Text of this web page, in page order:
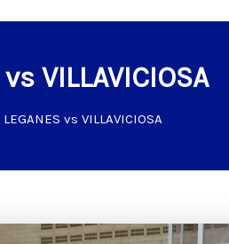
VILLAVICIOSA
LEGANES vs VILLAVICIOSA